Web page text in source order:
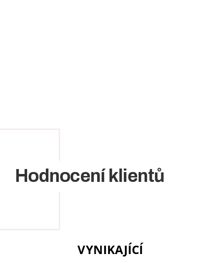
Hodnocení klientů
VYNIKAJÍCÍ